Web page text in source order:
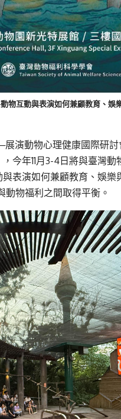
物互動與表演如何兼顧教育、娛
演動物心理健康國際研
今年11月3-4日將與臺灣
表演如何兼顧教育、娛樂
物福利之間取得平衡。